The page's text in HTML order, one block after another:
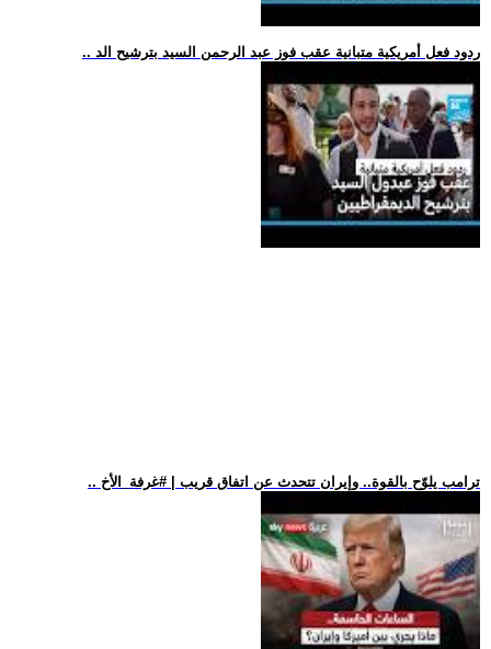
.. ردود فعل أمريكية متبانية عقب فوز عبد الرحمن السيد بترشيح الد
.. ترامب يلوّح بالقوة.. وإيران تتحدث عن اتفاق قريب | #غرفة_الأخ